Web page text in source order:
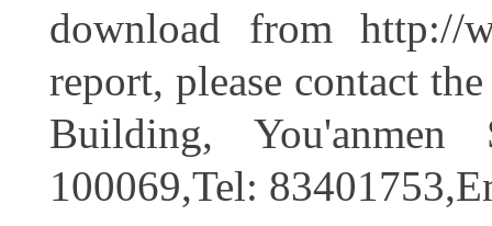
download fromhttp://
report, please contact
Building,
100069,Tel: